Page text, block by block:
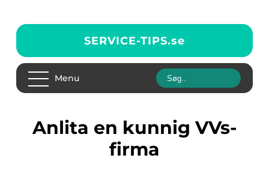
SERVICE-TIPS.se
Menu
Anlita en kunnig VVs-
firma